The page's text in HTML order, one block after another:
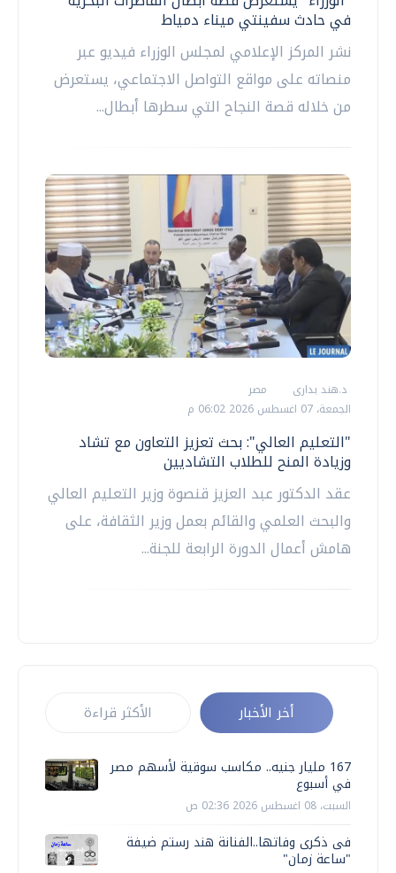
في حادث سفينتي ميناء دمياط
نشر المركز الإعلامي لمجلس الوزراء فيديو عبر
منصاته على مواقع التواصل الاجتماعي، يستعرض
من خلاله قصة النجاح التي سطرها أبطال...
د.هند بدارى
مصر
الجمعة، 07 اغسطس 2026 06:02 م
"التعليم العالي": بحث تعزيز التعاون مع تشاد
وزيادة المنح للطلاب التشاديين
عقد الدكتور عبد العزيز قنصوة وزير التعليم العالي
والبحث العلمي والقائم بعمل وزير الثقافة، على
هامش أعمال الدورة الرابعة للجنة...
أخر الأخبار الأكثر قراءة
167 مليار جنيه.. مكاسب سوقية لأسهم مصر
في أسبوع
السبت، 08 اغسطس 2026 02:36 ص
فى ذكرى وفاتها..الفنانة هند رستم ضيفة
"ساعة زمان"